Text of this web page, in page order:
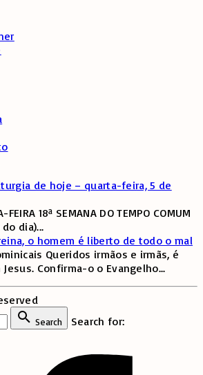
de hoje – quarta-feira, 5 de
FEIRA 18ª SEMANA DO TEMPO COMUM
dia)...
o homem é liberto de todo o mal
Queridos irmãos e irmãs, é
Confirma-o o Evangelho...
Search
Search for: